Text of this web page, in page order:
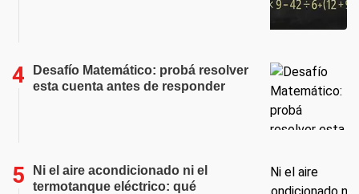
Desafío Matemático: probá resolver
esta cuenta antes de responder
Ni el aire acondicionado ni el
termotanque eléctrico: qué